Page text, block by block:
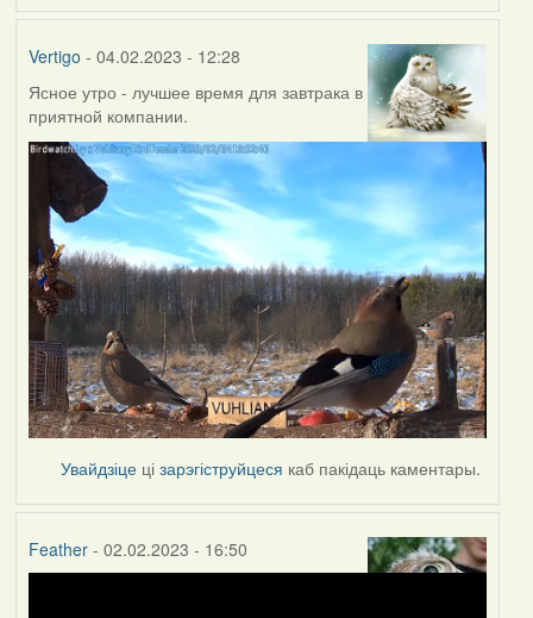
Vertigo - 04.02.2023 - 12:28
Ясное утро - лучшее время для завтрака в
приятной компании.
Увайдзіце цізарэгіструйцеся каб пакідаць каментары.
Feather- 02.02.2023 - 16:50